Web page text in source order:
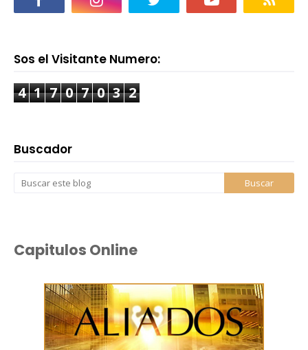
Sos el Visitante Numero:
4 1 7 0 7 0 3 2
Buscador
Capitulos Online